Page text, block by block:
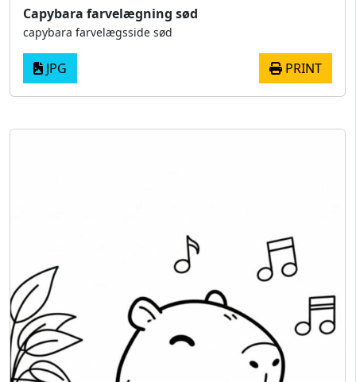
Capybara farvelægning sød
capybara farvelægsside sød
JPG PRINT